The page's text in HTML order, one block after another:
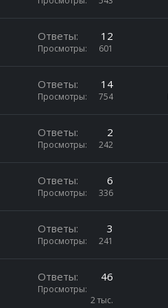
Ответы 12
Просмотры 601
Ответы 14
Просмотры 754
Ответы 2
Просмотры 242
Ответы 6
Просмотры 336
Ответы 3
Просмотры 241
Ответы 46
Просмотры
2 тыс.